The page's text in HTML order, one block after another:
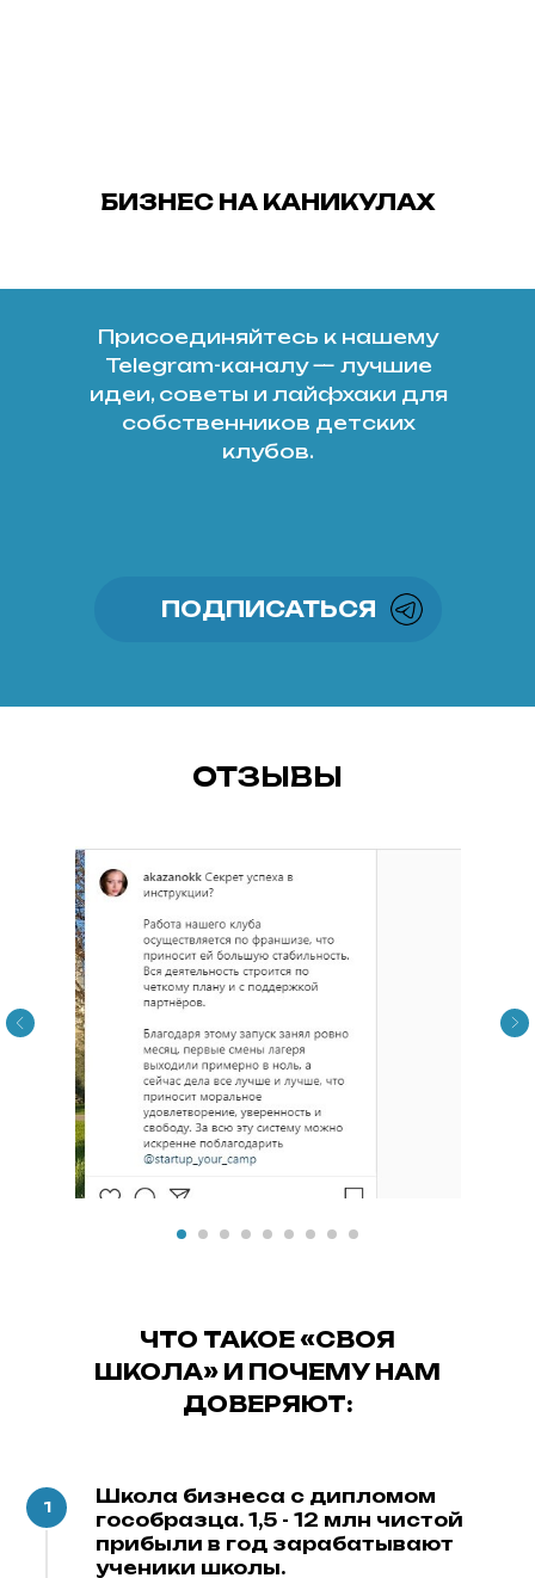
БИЗНЕС НА КАНИКУЛАХ
Присоединяйтесь к нашему
Telegram-каналу — лучшие
идеи, советы и лайфхаки для
собственников детских
клубов.
ПОДПИСАТЬСЯ
ОТЗЫВЫ
ЧТО ТАКОЕ «СВОЯ
ШКОЛА» И ПОЧЕМУ НАМ
ДОВЕРЯЮТ:
Школа бизнеса с дипломом
гособразца. 1,5 - 12 млн чистой
прибыли в год зарабатывают
ученики школы.